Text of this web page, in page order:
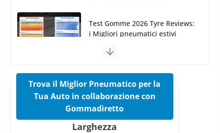
Pirelli Cinturato 2026: due
confermano il salto tecnico del
Pirelli P Zero Trofeo RS: per
Tyre Reviews è la gomma semi-
slick da battere
Trova il Miglior Pneumatico per la
Tua Auto in collaborazione con
Gommadiretto
Larghezza